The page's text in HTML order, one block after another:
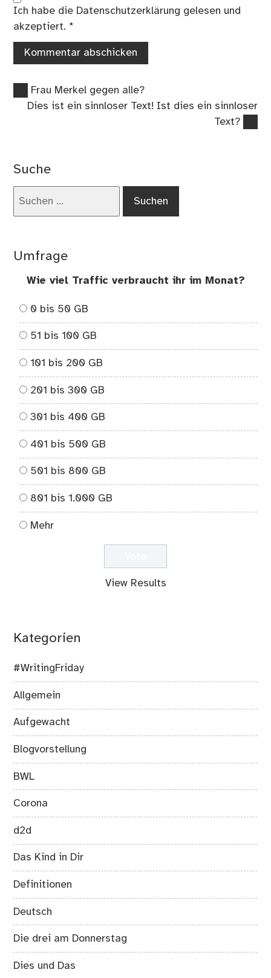
Ich habe die Datenschutzerklärung gelesen und
akzeptiert. *
Beitragsnavigation
Vorheriger
Beitrag:
Frau Merkel gegen alle?
Nächster
Dies ist ein sinnloser Text! Ist dies ein sinnloser
Text?
Suche
Umfrage
Wie viel Traffic verbraucht ihr im Monat?
0 bis 50 GB
51 bis 100 GB
101 bis 200 GB
201 bis 300 GB
301 bis 400 GB
401 bis 500 GB
501 bis 800 GB
801 bis 1.000 GB
Mehr
View Results
Kategorien
#WritingFriday
Allgemein
Aufgewacht
Blogvorstellung
BWL
Corona
d2d
Das Kind in Dir
Definitionen
Deutsch
Die drei am Donnerstag
Dies und Das